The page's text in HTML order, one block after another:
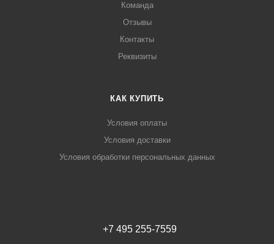
Команда
Отзывы
Контакты
Реквизиты
КАК КУПИТЬ
Условия оплаты
Условия доставки
Условия обработки персональных данных
+7 495 255-7559